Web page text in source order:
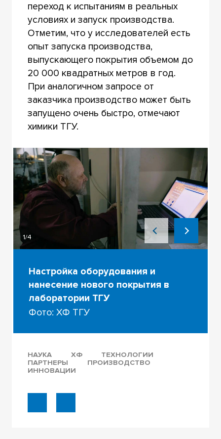
переход к испытаниям в реальных
условиях и запуск производства.
Отметим, что у исследователей есть
опыт запуска производства,
выпускающего покрытия объемом до
20 000 квадратных метров в год.
При аналогичном запросе от
заказчика производство может быть
запущено очень быстро, отмечают
химики ТГУ.
1/4
Настройка оборудования и
нанесение нового покрытия в
лаборатории ТГУ
Фото: ХФ ТГУ
НАУКА ХФ
ТЕХНОЛОГИИ
ПАРТНЕРЫ
ПРОИЗВОДСТВО
ИННОВАЦИИ